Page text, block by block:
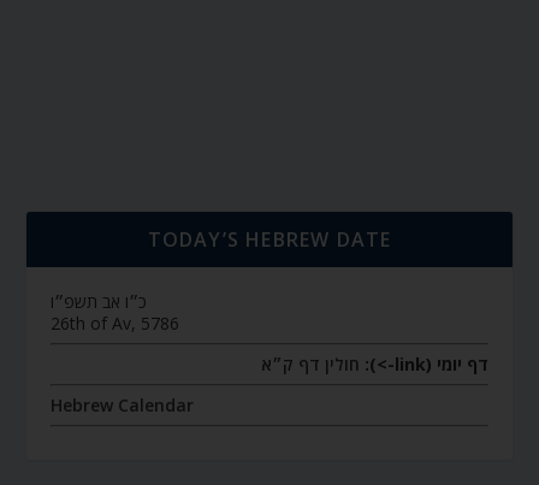
TODAY’S HEBREW DATE
כ״ו אב תשפ״ו
26th of Av, 5786
דף יומי (link->):
חולין דף ק״א
Hebrew Calendar